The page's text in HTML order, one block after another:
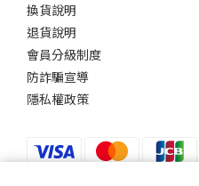
換貨說明
退貨說明
會員分級制度
防詐騙宣導
隱私權政策